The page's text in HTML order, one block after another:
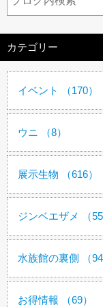
カテゴリー
イベント （170）
ウニ （8）
展示生物 （616）
ジンベエザメ （55
水族館の裏側 （94
お得情報 （69）